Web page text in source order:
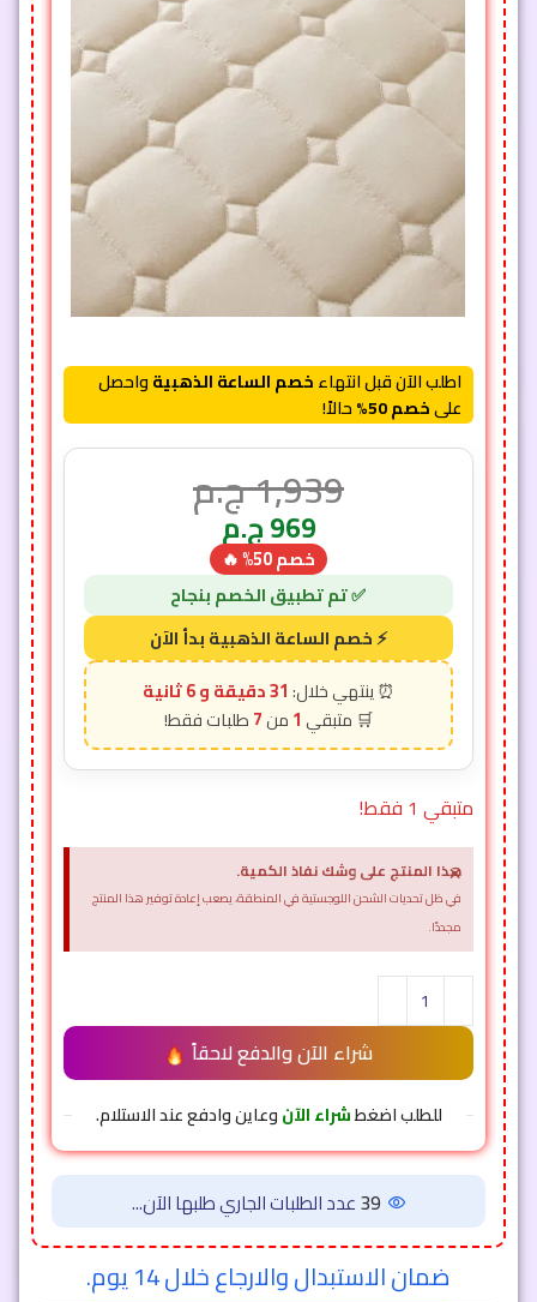
اطلب الآن قبل انتهاءخصم الساعة الذهبيةواحصل
علىخصم 50% حالاً!
1,939ج.م
969ج.م
خصم 50% 🔥
31 دقيقة و 2 ثانية
1
7
متبقي 1 فقط!
هذا المنتج على وشك نفاذ الكمية.
في ظل تحديات الشحن اللوجستية في المنطقة، يصعب إعادة توفير هذا المنتج
مجددًا.
×
شراء الآن والدفع لاحقاً
للطلب اضغطشراء الآنوعاين وادفع عند الاستلام.
39عدد الطلبات الجاري طلبها الآن...
ضمان الاستبدال والارجاع خلال 14 يوم.